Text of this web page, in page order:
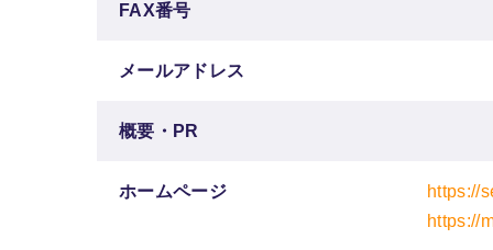
FAX番号
メールアドレス
概要・PR
ホームページ
https://
https://